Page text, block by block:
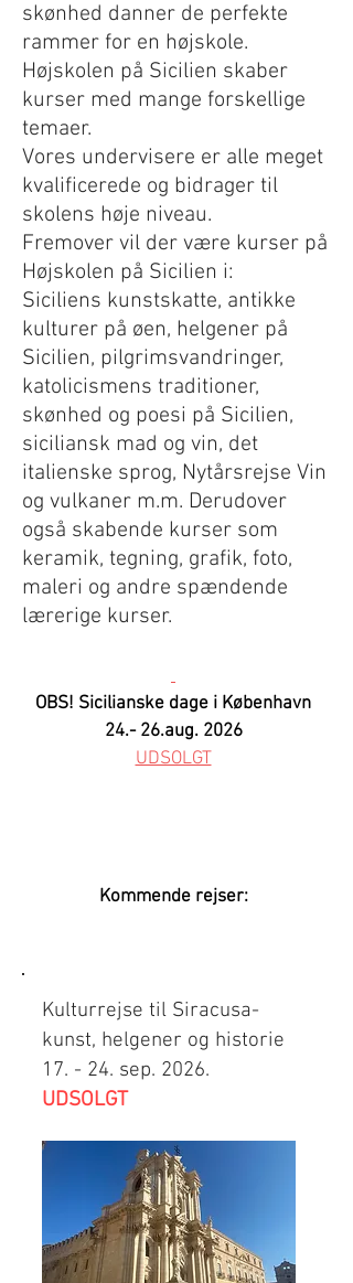
skønhed danner de perfekte
rammer for en højskole.
Højskolen på Sicilien skaber
kurser med mange forskellige
temaer.
Vores undervisere er alle meget
kvalificerede og bidrager til
skolens høje niveau.
Fremover vil der være kurser på
Højskolen på Sicilien i:
Siciliens kunstskatte, antikke
kulturer på øen, helgener på
Sicilien, pilgrimsvandringer,
katolicismens traditioner,
skønhed og poesi på Sicilien,
siciliansk mad og vin, det
italienske sprog, Nytårsrejse Vin
og vulkaner m.m. Derudover
også skabende kurser som
keramik, tegning, grafik, foto,
maleri og andre spændende
lærerige kurser.
OBS! Sicilianske dage i København
24.- 26.aug. 2026
UDSOLGT
Kommende rejser:
Kulturrejse til Siracusa-
kunst, helgener og historie
17. - 24. sep. 2026.
UDSOLGT